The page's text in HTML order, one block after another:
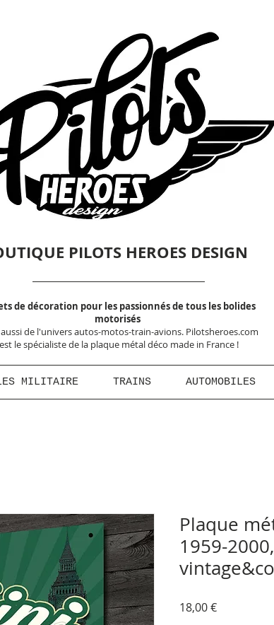
PILOTS HEROES DESIGN
de décoration pour les passionnés de tous les bolides
motorisés
de l'univers autos-motos-train-avions. Pilotsheroes.com
est le spécialiste de la plaque métal déco made in France !
MILITAIRE TRAINS AUTOMOBILES
Plaque
1959-
18,00 €Prix